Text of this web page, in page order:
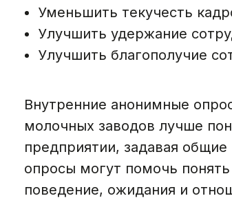
Уменьшить текучесть
Улучшить удержание
Улучшить благополучие
Внутренние анонимные
молочных заводов лучше
предприятии, задавая
опросы могут помочь
поведение, ожидания и